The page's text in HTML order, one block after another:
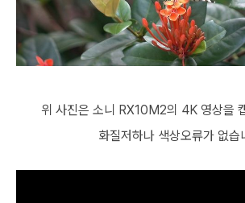
위 사진은 소니 RX10M2의 4K 영상을
화질저하나 색상오류가 없습